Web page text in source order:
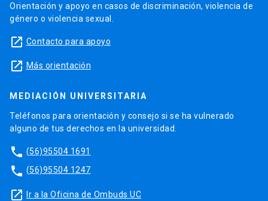
Orientación y apoyo en casos de discriminación, violencia de
género o violencia sexual.
launch Contacto para apoyo
launch Más orientación
MEDIACIÓN UNIVERSITARIA
Teléfonos para orientación y consejo si se ha vulnerado
alguno de tus derechos en la universidad.
phone (56)95504 1691
phone (56)95504 1247
launch Ir a la Oficina de Ombuds UC